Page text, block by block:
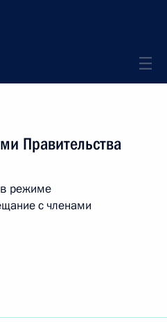
Правительства
режиме
с членами